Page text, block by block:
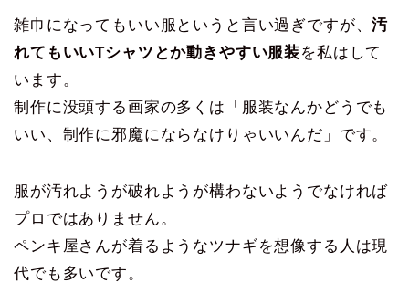
雑巾になってもいい服というと言い過ぎですが、汚
れてもいいTシャツとか動きやすい服装を私はして
います。
制作に没頭する画家の多くは「服装なんかどうでも
いい、制作に邪魔にならなけりゃいいんだ」です。
服が汚れようが破れようが構わないようでなければ
プロではありません。
ペンキ屋さんが着るようなツナギを想像する人は現
代でも多いです。